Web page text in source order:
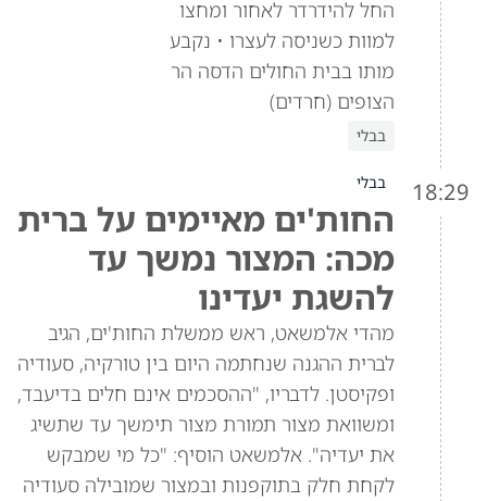
החל להידרדר לאחור ומחצו
למוות כשניסה לעצרו • נקבע
מותו בבית החולים הדסה הר
הצופים (חרדים)
בבלי
18:29 בבלי
החות'ים מאיימים על ברית
מכה: המצור נמשך עד
להשגת יעדינו
מהדי אלמשאט, ראש ממשלת החות'ים, הגיב
לברית ההגנה שנחתמה היום בין טורקיה, סעודיה
ופקיסטן. לדבריו, "ההסכמים אינם חלים בדיעבד,
ומשוואת מצור תמורת מצור תימשך עד שתשיג
את יעדיה". אלמשאט הוסיף: "כל מי שמבקש
לקחת חלק בתוקפנות ובמצור שמובילה סעודיה